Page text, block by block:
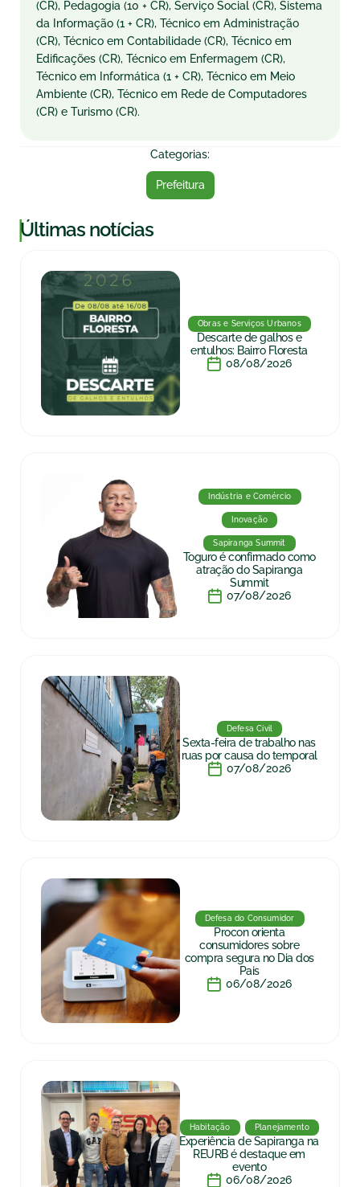
(CR), Pedagogia (10 + CR), Serviço Social (CR), Sistema
da Informação (1 + CR), Técnico em Administração
(CR), Técnico em Contabilidade (CR), Técnico em
Edificações (CR), Técnico em Enfermagem (CR),
Técnico em Informática (1 + CR), Técnico em Meio
Ambiente (CR), Técnico em Rede de Computadores
(CR) e Turismo (CR).
Categorias:
Prefeitura
|Últimas notícias
Obras e Serviços Urbanos
Descarte de galhos e
entulhos: Bairro Floresta
08/08/2026
Indústria e Comércio
Inovação
Sapiranga Summit
Toguro é confirmado como
atração do Sapiranga
Summit
07/08/2026
Defesa Civil
Sexta-feira de trabalho nas
ruas por causa do temporal
07/08/2026
Defesa do Consumidor
Procon orienta
consumidores sobre
compra segura no Dia dos
Pais
06/08/2026
Habitação Planejamento
Experiência de Sapiranga na
REURB é destaque em
evento
06/08/2026